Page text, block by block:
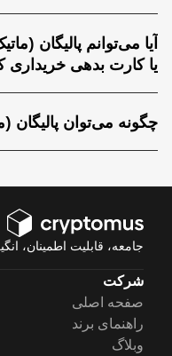
آیا می‌توانم پالیگان
یا کارت بدهی خریداری
چگونه می‌توان پالیگان
جامعه، قابلیت اطمینان،
شرکت
صفحه اصلی
راهنمای برند
وبلاگ